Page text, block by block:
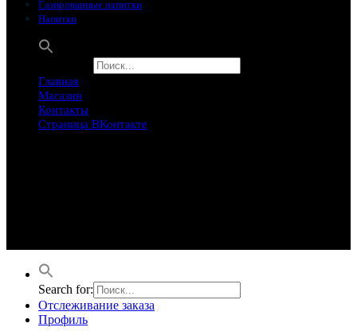
Газированные напитки
Напитки
Главная
Магазин
Контакты
Страница ВКонтакте
Search for:
Отслеживание заказа
Профиль